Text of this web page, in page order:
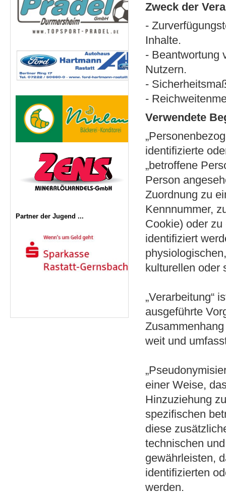
Partner der Jugend ...
Zweck der
-
Inhalte.
- Beantwortung
Nutzern.
-
-
Verwendete
identifizierte
„betroffene
Person
Zuordnung zu
Kennnummer,
Cookie) oder
identifiziert
kulturellen oder
„Verarbeitung“
ausgeführte
weit und
einer Weise,
Hinzuziehung
spezifischen
diese
technischen
gewährleisten,
identifizierten
werden.